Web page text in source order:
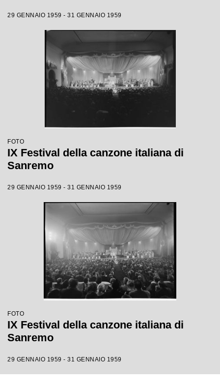
29 GENNAIO 1959 - 31 GENNAIO 1959
FOTO
IX Festival della canzone italiana di
Sanremo
29 GENNAIO 1959 - 31 GENNAIO 1959
FOTO
IX Festival della canzone italiana di
Sanremo
29 GENNAIO 1959 - 31 GENNAIO 1959